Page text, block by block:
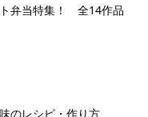
弁当特集！ 全14作品
のレシピ・作り方